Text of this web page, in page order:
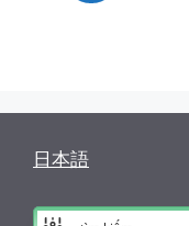
日本語